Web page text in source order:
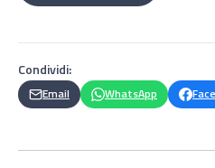
Condividi:
Email WhatsApp